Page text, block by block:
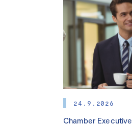
24.9.2026
Chamber Executive